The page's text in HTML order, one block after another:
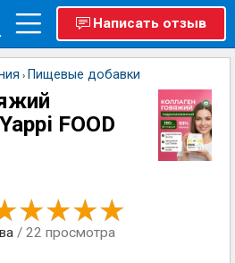
Написать отзыв
› Пищевые добавки
FOOD
/ 22 просмотра